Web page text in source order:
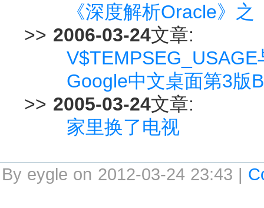
《深度解析Oracle》
>> 2006-03-24文章:
Google中文桌面第3版
>> 2005-03-24文章:
家里换了电视
By eygle on 2012-03-24 23:43 |